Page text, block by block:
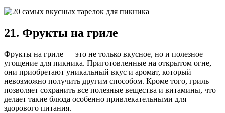
21. Фрукты на гриле
Фрукты на гриле — это не только вкусное, но и полезное
угощение для пикника. Приготовленные на открытом огне,
они приобретают уникальный вкус и аромат, который
невозможно получить другим способом. Кроме того, гриль
позволяет сохранить все полезные вещества и витамины, что
делает такие блюда особенно привлекательными для
здорового питания.